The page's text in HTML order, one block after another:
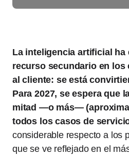
La inteligencia artificial ha
recurso secundario en los
al cliente: se está
Para 2027, se espera que
mitad —o más—
todos los casos de
considerable respecto a los
que se ve reflejado en el